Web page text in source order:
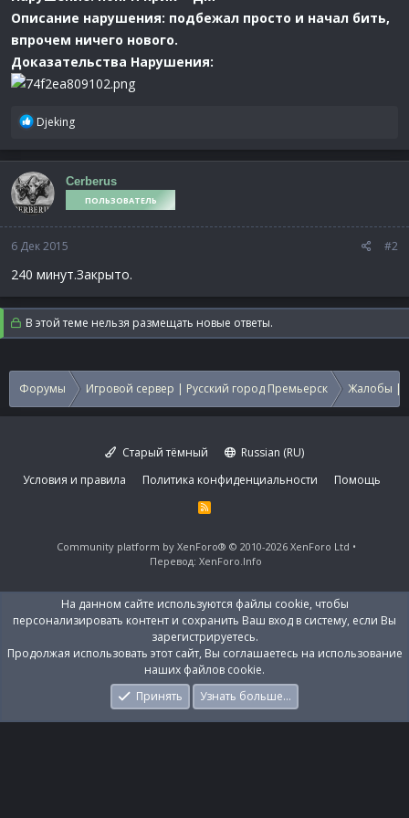
Описание нарушения: подбежал просто и начал бить,
впрочем ничего нового.
Доказательства Нарушения:
Р
а
к
ц
и
Djeking
Cerberus
ПОЛЬЗОВАТЕЛЬ
6 Дек 2015 #2
240 минут.Закрыто.
В этой теме нельзя размещать новые ответы.
Форумы Игровой сервер | Русский город Премьерск Жалобы |
Старый тёмный
Russian (RU)
Условия и правила
Политика конфиденциальности Помощь
R
S
Community platform by XenForo® © 2010-2026 XenForo Ltd
Перевод: XenForo.Info